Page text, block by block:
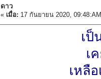
ดาว
« เมื่อ: 17 กันยายน 2020,
เป็
เ
เหลื